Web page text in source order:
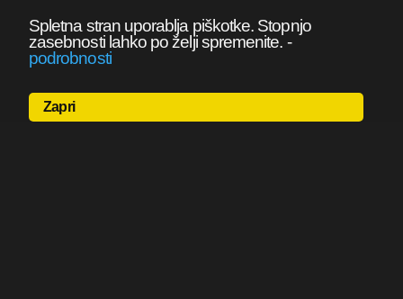
Spletna stran uporablja piškotke. Stopnjo
zasebnosti lahko po želji spremenite. -
podrobnosti
Zapri